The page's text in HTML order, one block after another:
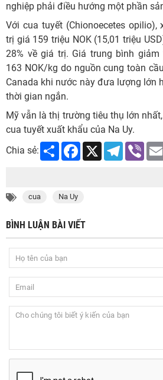
nghiệp phải điều hướng một phần
Với cua tuyết (Chionoecetes
trị giá 159 triệu NOK (15,01 triệu
28% về giá trị. Giá trung bình
163 NOK/kg do nguồn cung toàn
Canada khi nước này đưa lượng lớn
thời gian ngắn.
Mỹ vẫn là thị trường tiêu thụ lớn
cua tuyết xuất khẩu của Na Uy.
Chia sẻ:
Share Facebook
X Telegram
Viber
cua Na Uy
BÌNH LUẬN BÀI VIẾT